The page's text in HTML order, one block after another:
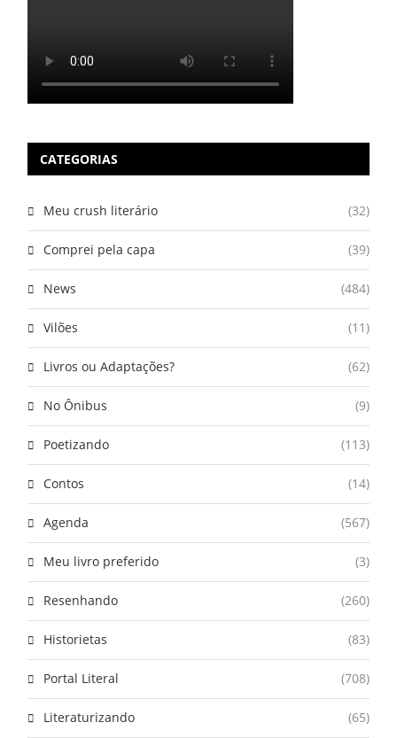
CATEGORIAS
Meu crush literário (32)
Comprei pela capa (39)
News (484)
Vilões (11)
Livros ou Adaptações? (62)
No Ônibus (9)
Poetizando (113)
Contos (14)
Agenda (567)
Meu livro preferido (3)
Resenhando (260)
Historietas (83)
Portal Literal (708)
Literaturizando (65)